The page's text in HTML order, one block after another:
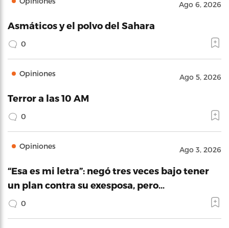
Ago 6, 2026
Asmáticos y el polvo del Sahara
0
Opiniones Ago 5, 2026
Terror a las 10 AM
0
Opiniones Ago 3, 2026
“Esa es mi letra”: negó tres veces bajo tener
un plan contra su exesposa, pero…
0